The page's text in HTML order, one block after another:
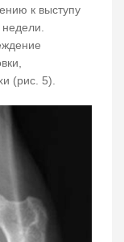
к выступу
(рис. 5).